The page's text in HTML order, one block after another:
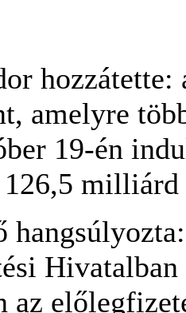
amelyre
19-én
126,5
az